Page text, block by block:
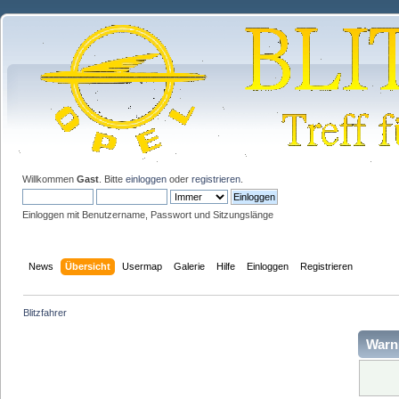
Willkommen Gast . Bitte einloggen oder registrieren
Einloggen mit Benutzername, Passwort und Sitzungslänge
News Übersicht Usermap Galerie Hilfe Einloggen Registrieren
Blitzfahrer